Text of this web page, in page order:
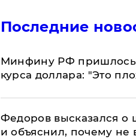
Последние
Минфину РФ пришлось
курса доллара: "Это
Федоров высказался о
и объяснил, почему не